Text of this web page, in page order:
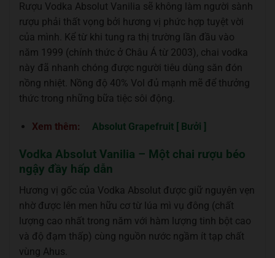
Rượu Vodka Absolut Vanilia sẽ không làm người sành
rượu phải thất vọng bởi hương vị phức hợp tuyệt vời
của mình. Kể từ khi tung ra thị trường lần đầu vào
năm 1999 (chính thức ở Châu Á từ 2003), chai vodka
này đã nhanh chóng được người tiêu dùng săn đón
nồng nhiệt. Nồng độ 40% Vol đủ mạnh mẽ để thưởng
thức trong những bữa tiệc sôi động.
Xem thêm: Absolut Grapefruit [ Bưởi ]
Vodka Absolut Vanilia – Một chai rượu béo
ngậy đầy hấp dẫn
Hương vị gốc của Vodka Absolut được giữ nguyên vẹn
nhờ được lên men hữu cơ từ lúa mì vụ đông (chất
lượng cao nhất trong năm với hàm lượng tinh bột cao
và độ đạm thấp) cùng nguồn nước ngầm ít tạp chất
vùng Ahus.